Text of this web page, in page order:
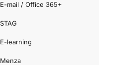
E-mail / Office 365+
STAG
E-learning
Menza